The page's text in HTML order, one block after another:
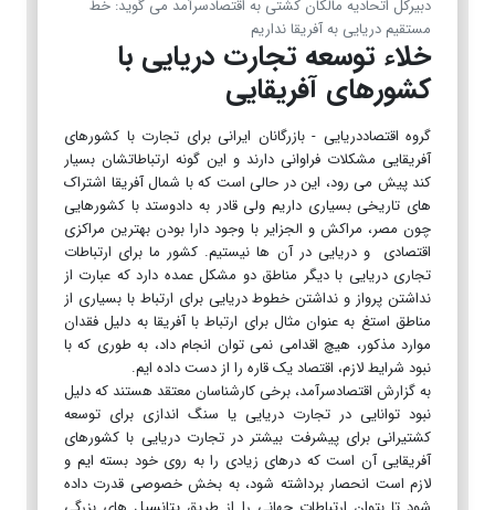
دبیرکل اتحادیه مالکان کشتی به اقتصادسرآمد می گوید: خط
مستقیم دریایی به آفریقا نداریم
خلاء توسعه تجارت دریایی با
کشورهای آفریقایی
گروه اقتصاددریایی - بازرگانان ایرانی برای تجارت با کشورهای
آفریقایی مشکلات فراوانی دارند و این گونه ارتباطاتشان بسیار
کند پیش می رود، این در حالی است که با شمال آفریقا اشتراک
های تاریخی بسیاری داریم ولی قادر به دادوستد با کشورهایی
چون مصر، مراکش و الجزایر با وجود دارا بودن بهترین مراکزی
اقتصادی و دریایی در آن ها نیستیم. کشور ما برای ارتباطات
تجاری دریایی با دیگر مناطق دو مشکل عمده دارد که عبارت از
نداشتن پرواز و نداشتن خطوط دریایی برای ارتباط با بسیاری از
مناطق استغ به عنوان مثال برای ارتباط با آفریقا به دلیل فقدان
موارد مذکور، هیچ اقدامی نمی توان انجام داد، به طوری که با
نبود شرایط لازم، اقتصاد یک قاره را از دست داده ایم.
به گزارش اقتصادسرآمد، برخی کارشناسان معتقد هستند که دلیل
نبود توانایی در تجارت دریایی یا سنگ اندازی برای توسعه
کشتیرانی برای پیشرفت بیشتر در تجارت دریایی با کشورهای
آفریقایی آن است که درهای زیادی را به روی خود بسته ایم و
لازم است انحصار برداشته شود، به بخش خصوصی قدرت داده